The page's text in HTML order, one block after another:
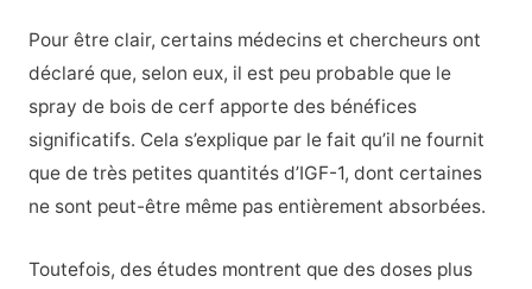
Pour être clair, certains médecins et chercheurs ont
déclaré que, selon eux, il est peu probable que le
spray de bois de cerf apporte des bénéfices
significatifs. Cela s’explique par le fait qu’il ne fournit
que de très petites quantités d’IGF-1, dont certaines
ne sont peut-être même pas entièrement absorbées.
Toutefois, des études montrent que des doses plus